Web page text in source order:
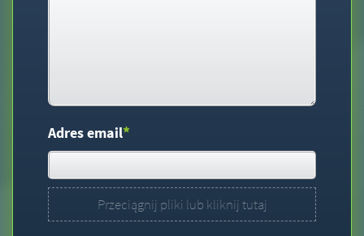
Adres email*
Przeciągnij pliki lub kliknij tutaj